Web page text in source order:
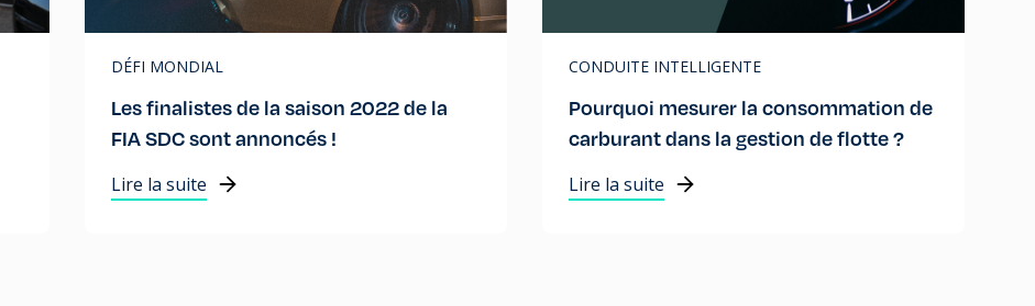
DÉFI MONDIAL
Les finalistes de la saison 2022 de la
FIA SDC sont annoncés !
Lire la suite
CONDUITE INTELLIGENTE
Pourquoi mesurer la consommation de
carburant dans la gestion de flotte ?
Lire la suite